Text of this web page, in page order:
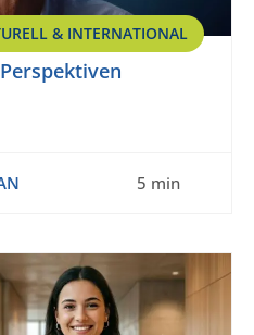
& INTERNATIONAL
5 min